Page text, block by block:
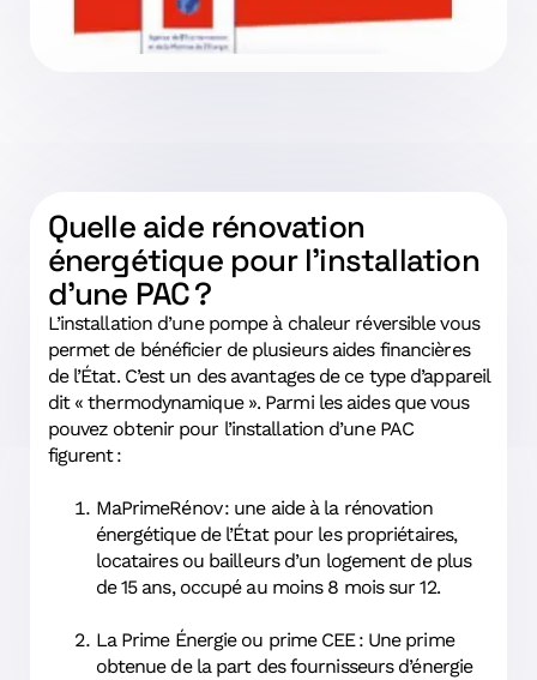
Quelle aide rénovation
énergétique pour l’installation
d’une PAC ?
L’installation d’une pompe à chaleur réversible vous
permet de bénéficier de plusieurs aides financières
de l’État. C’est un des avantages de ce type d’appareil
dit « thermodynamique ». Parmi les aides que vous
pouvez obtenir pour l’installation d’une PAC
figurent :
MaPrimeRénov : une aide à la rénovation
énergétique de l’État pour les propriétaires,
locataires ou bailleurs d’un logement de plus
de 15 ans, occupé au moins 8 mois sur 12.
La Prime Énergie ou prime CEE : Une prime
obtenue de la part des fournisseurs d’énergie